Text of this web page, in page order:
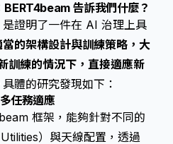
告訴我們什麼？
證明了一件在 AI 治理上具
的架構設計與訓練策略，大
訓練的情況下，直接適應新
具體的研究發現如下：
任務適應
框架，能夠針對不同的
）與天線配置，透過